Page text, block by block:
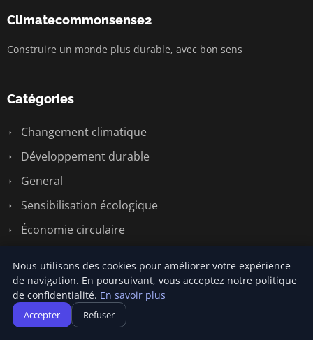
Climatecommonsense2
Construire un monde plus durable, avec bon sens
Catégories
Changement climatique
Développement durable
General
Sensibilisation écologique
Économie circulaire
Liens utiles
Contact
Nous utilisons des cookies pour améliorer votre expérience
de navigation. En poursuivant, vous acceptez notre politique
de confidentialité. En savoir plus
Accepter Refuser